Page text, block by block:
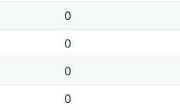
0
0
0
0